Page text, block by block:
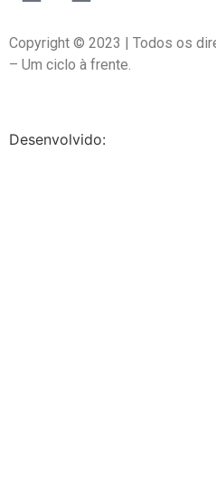
Copyright © 2023 | Todos os
– Um ciclo à frente.
Desenvolvido: